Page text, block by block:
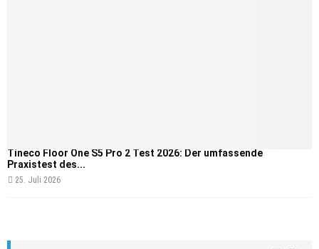
Tineco Floor One S5 Pro 2 Test 2026: Der umfassende
Praxistest des...
25. Juli 2026